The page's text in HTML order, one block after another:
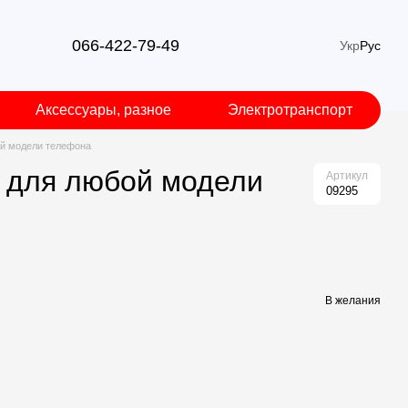
066-422-79-49 УкрРус
Аксессуары, разное Электротранспорт
модели телефона
любой модели
Артикул
09295
В желания